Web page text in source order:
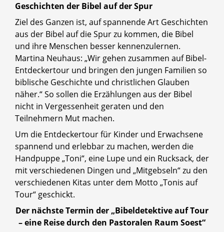
Geschichten der Bibel auf der Spur
Ziel des Ganzen ist, auf spannende Art Geschichten
aus der Bibel auf die Spur zu kommen, die Bibel
und ihre Menschen besser kennenzulernen.
Martina Neuhaus: „Wir gehen zusammen auf Bibel-
Entdeckertour und bringen den jungen Familien so
biblische Geschichte und christlichen Glauben
näher.“ So sollen die Erzählungen aus der Bibel
nicht in Vergessenheit geraten und den
Teilnehmern Mut machen.
Um die Entdeckertour für Kinder und Erwachsene
spannend und erlebbar zu machen, werden die
Handpuppe „Toni“, eine Lupe und ein Rucksack, der
mit verschiedenen Dingen und „Mitgebseln“ zu den
verschiedenen Kitas unter dem Motto „Tonis auf
Tour“ geschickt.
Der nächste Termin der „Bibeldetektive auf Tour
– eine Reise durch den Pastoralen Raum Soest“